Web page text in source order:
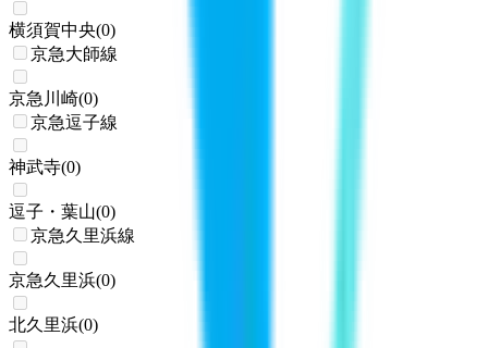
横須賀中央(0)
京急大師線
京急川崎(0)
京急逗子線
神武寺(0)
逗子・葉山(0)
京急久里浜線
京急久里浜(0)
北久里浜(0)